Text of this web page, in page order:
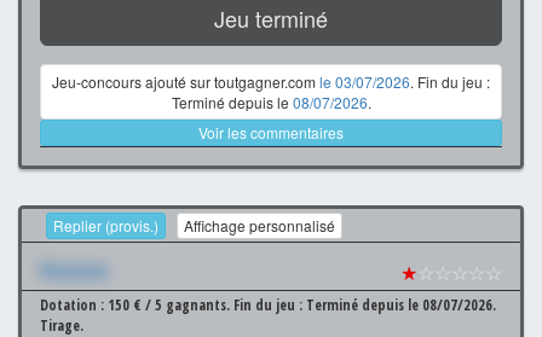
Jeu terminé
Jeu-concours ajouté sur toutgagner.com le 03/07/2026. Fin du jeu :
Terminé depuis le 08/07/2026.
Voir les commentaires
Replier (provis.) Affichage personnalisé
Xxxxxxx ★☆☆☆☆☆
Dotation : 150 € / 5 gagnants. Fin du jeu : Terminé depuis le 08/07/2026.
Tirage.